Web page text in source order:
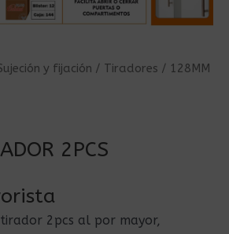
y fijación / Tiradores / 128MM
2PCS
2pcs al por mayor,